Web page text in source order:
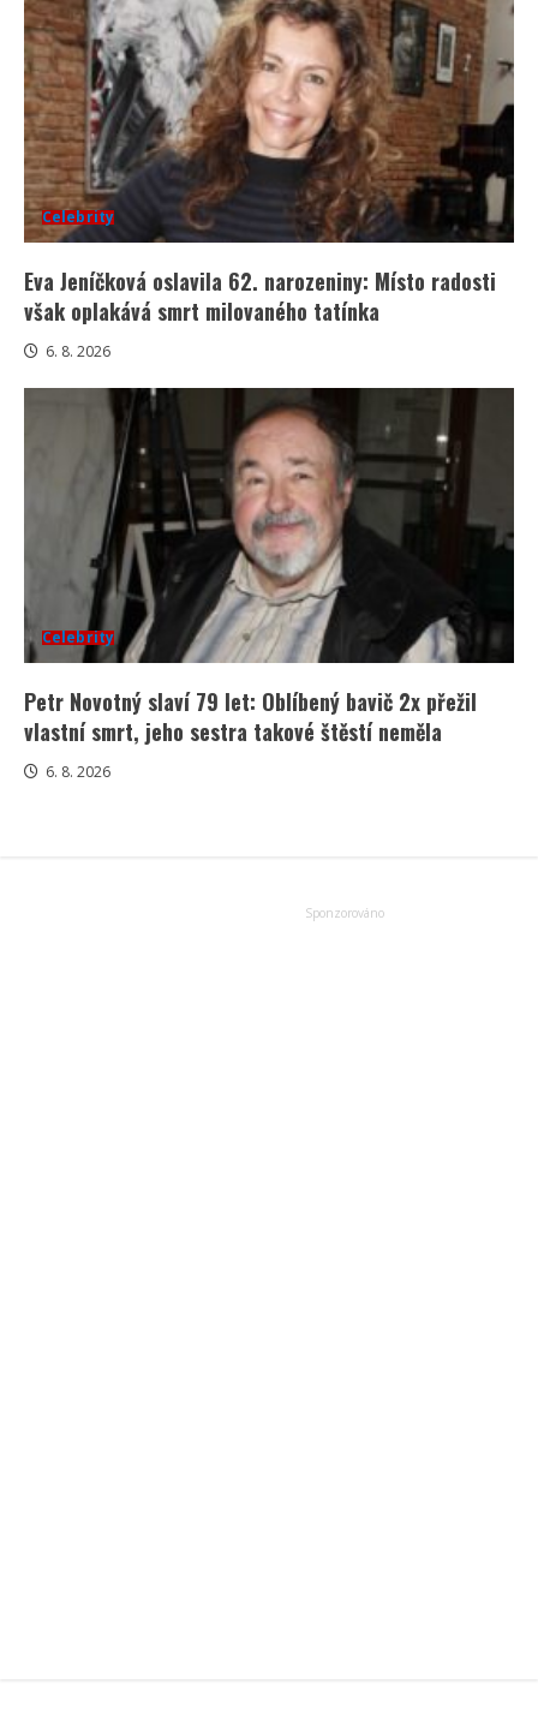
Celebrity
Eva Jeníčková oslavila 62. narozeniny: Místo radosti
však oplakává smrt milovaného tatínka
6. 8. 2026
Celebrity
Petr Novotný slaví 79 let: Oblíbený bavič 2x přežil
vlastní smrt, jeho sestra takové štěstí neměla
6. 8. 2026